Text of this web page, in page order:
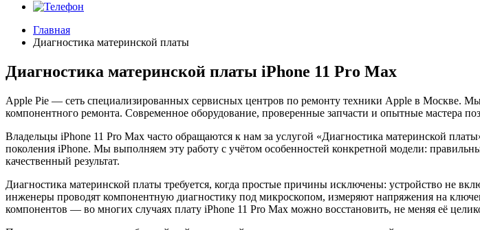
Главная
Диагностика материнской платы
Диагностика материнской платы iPhone 11 Pro Max
Apple Pie — сеть специализированных сервисных центров по ремонту техники Apple в Москве.
компонентного ремонта. Современное оборудование, проверенные запчасти и опытные мастера
Владельцы iPhone 11 Pro Max часто обращаются к нам за услугой «Диагностика материнской
поколения iPhone. Мы выполняем эту работу с учётом особенностей конкретной модели:
качественный результат.
Диагностика материнской платы требуется, когда простые причины исключены: устройство не
инженеры проводят компонентную диагностику под микроскопом, измеряют напряжения на
компонентов — во многих случаях плату iPhone 11 Pro Max можно восстановить, не меняя её